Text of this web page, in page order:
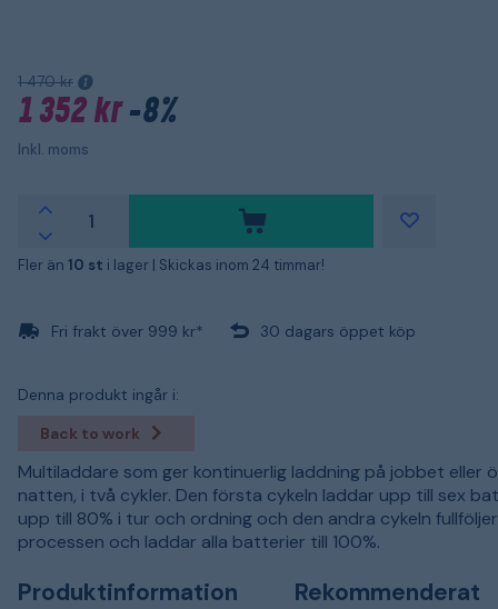
1 470 kr
1 352 kr-8%
Inkl. moms
Fler än 10 st i lager | Skickas inom 24 timmar!
Fri frakt över 999 kr* 30 dagars öppet köp
Denna produkt ingår i:
Back to work
Multiladdare som ger kontinuerlig laddning på jobbet eller
natten, i två cykler. Den första cykeln laddar upp till sex
upp till 80% i tur och ordning och den andra cykeln
processen och laddar alla batterier till 100%.
Produktinformation Rekommenderat